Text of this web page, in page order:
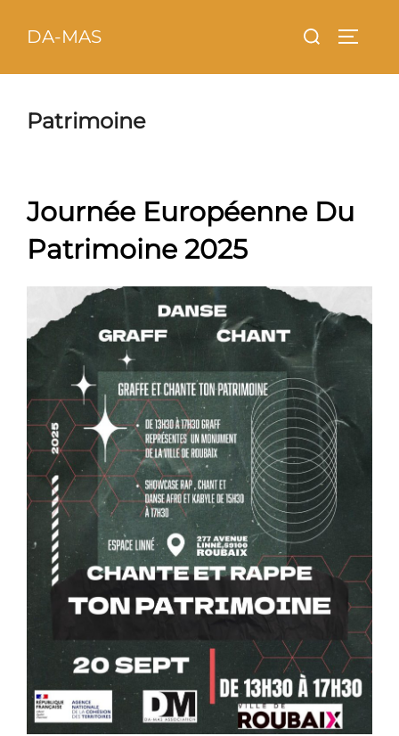
DA-MAS Rechercher :
Patrimoine
Journée Européenne Du
Patrimoine 2025